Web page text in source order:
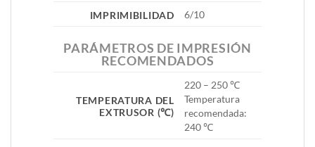
IMPRIMIBILIDAD 6/10
PARÁMETROS DE IMPRESIÓN
RECOMENDADOS
TEMPERATURA DEL
EXTRUSOR (℃)
220 – 250 ℃
Temperatura
recomendada:
240 ℃